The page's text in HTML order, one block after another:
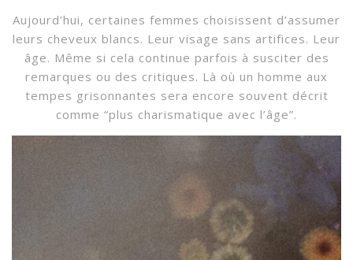
Aujourd’hui, certaines femmes choisissent d’assumer
leurs cheveux blancs. Leur visage sans artifices. Leur
âge. Même si cela continue parfois à susciter des
remarques ou des critiques. Là où un homme aux
tempes grisonnantes sera encore souvent décrit
comme “plus charismatique avec l’âge”.